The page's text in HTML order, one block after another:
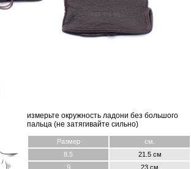
измерьте окружность ладони без большого
пальца (не затягивайте сильно)
Размер
см.
8.5
21.5 см
9
23 см